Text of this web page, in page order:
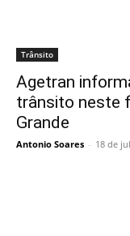
Trânsito
Agetran
trânsito neste
Grande
Antonio Soares - 18 de